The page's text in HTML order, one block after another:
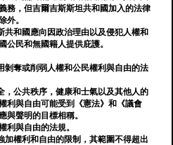
務，但吉爾吉斯斯坦共和國加入的法律
外。
共和國應向因政治理由以及侵犯人權和
公民和無國籍人提供庇護。
剝奪或削弱人權和公民權利與自由的法
，公共秩序，健康和士氣以及其他人的
利與自由可能受到《憲法》和《議會
與聲明的目標相稱。
利與自由的法規。
加權利和自由的限制，其範圍不得超出